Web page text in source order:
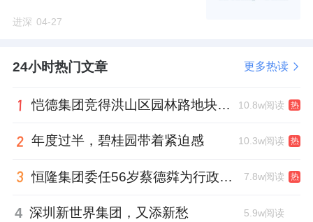
进深 04-27
24小时热门文章 更多热读
恺德集团竞得洪山区园林路地块，引入贝好家C2M产品定位及营销服务 10.8w阅读 热
年度过半，碧桂园带着紧迫感 10.3w阅读 热
恒隆集团委任56岁蔡德粦为行政总裁、年薪2052万港元，曾任星巴克中国CEO 7.8w阅读 热
4 深圳新世界集团，又添新愁 5.9w阅读